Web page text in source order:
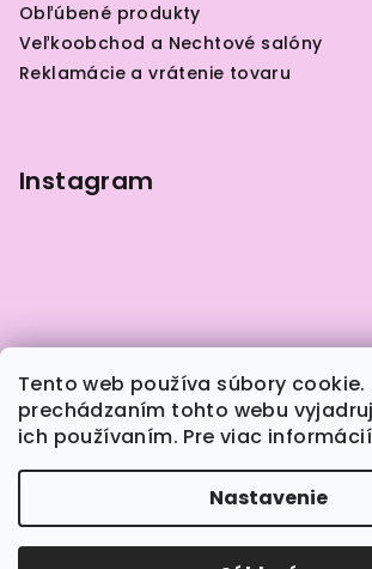
Tento web používa súbory cookie.
prechádzaním tohto webu
ich používaním. Pre viac
Nastavenie
Obľúbené produkty
Veľkoobchod a Nechtové salóny
Reklamácie a vrátenie tovaru
Instagram
Sledovať na Instagrame